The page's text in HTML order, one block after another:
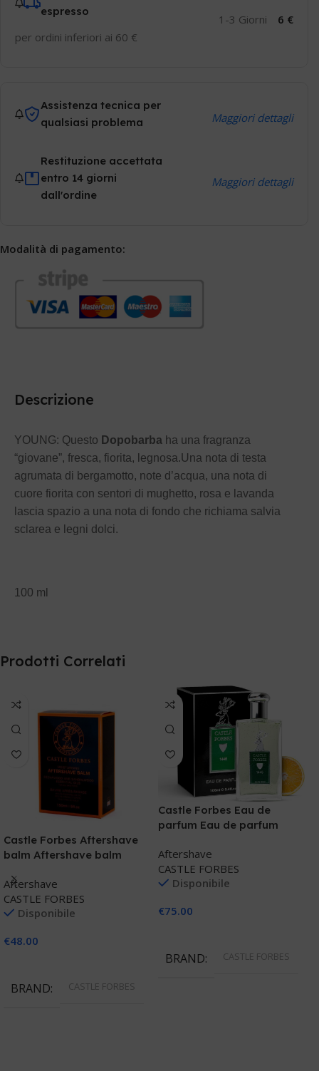
espresso
per ordini inferiori ai 60 €
1-3 Giorni 6 €
Assistenza tecnica per
qualsiasi problema
Maggiori dettagli
Restituzione accettata
entro 14 giorni
dall'ordine
Maggiori dettagli
Modalità di pagamento:
Descrizione
YOUNG: Questo Dopobarba ha una fragranza
“giovane”, fresca, fiorita, legnosa.Una nota di testa
agrumata di bergamotto, note d’acqua, una nota di
cuore fiorita con sentori di mughetto, rosa e lavanda
lascia spazio a una nota di fondo che richiama salvia
sclarea e legni dolci.
100 ml
Prodotti Correlati
Castle Forbes Aftershave
balm Aftershave balm
Aftershave
CASTLE FORBES
Disponibile
€48.00
BRAND CASTLE FORBES
Castle Forbes Eau de
parfum Eau de parfum
Aftershave
CASTLE FORBES
Disponibile
€75.00
BRAND CASTLE FORBES